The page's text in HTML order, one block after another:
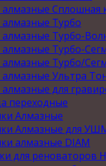
алмазные Сплошная
Турбо
алмазные Турбо-
Турбо-
Турбо/
Ультра
для
переходные
Алмазные
Алмазные для
алмазные DIAM
для реноваторов